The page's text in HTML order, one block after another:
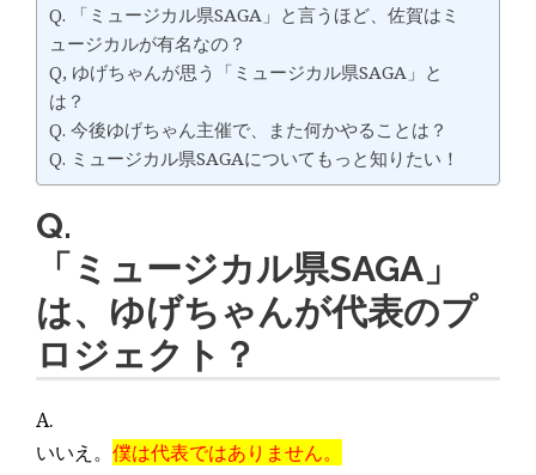
Q. 「ミュージカル県SAGA」と言うほど、佐賀はミ
ュージカルが有名なの？
Q, ゆげちゃんが思う「ミュージカル県SAGA」と
は？
Q. 今後ゆげちゃん主催で、また何かやることは？
Q. ミュージカル県SAGAについてもっと知りたい！
Q.
「ミュージカル県SAGA」
は、ゆげちゃんが代表のプ
ロジェクト？
A.
いいえ。 僕は代表ではありません。